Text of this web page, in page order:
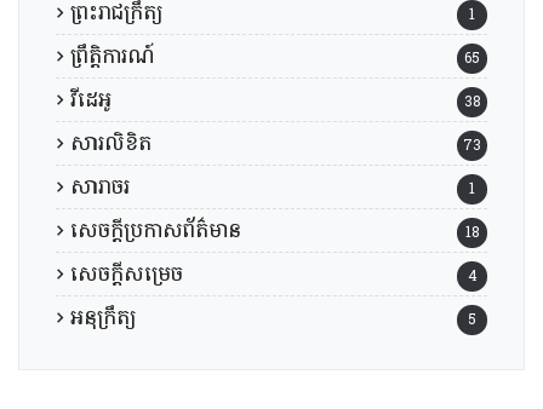
ព្រះរាជក្រឹត្យ 1
ព្រឹត្តិការណ៍ 65
វីដេអូ 38
សារលិខិត 73
សារាចរ 1
សេចក្តីប្រកាសព័ត៌មាន 18
សេចក្តីសម្រេច 4
អនុក្រឹត្យ 5